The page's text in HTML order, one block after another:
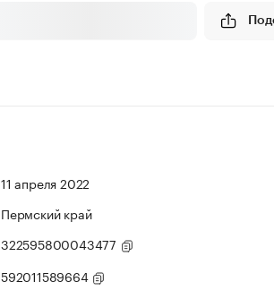
11 апреля 2022
Пермский край
322595800043477
592011589664